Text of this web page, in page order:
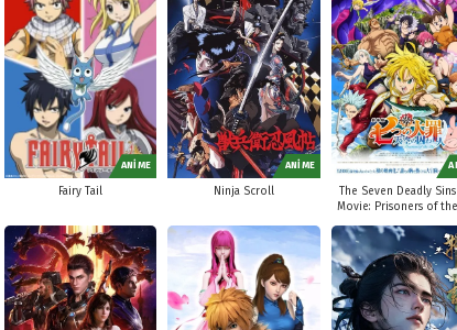
ANİME
Fairy Tail
ANİME
Ninja Scroll
The Seven Deadly
Movie: Prisoners of